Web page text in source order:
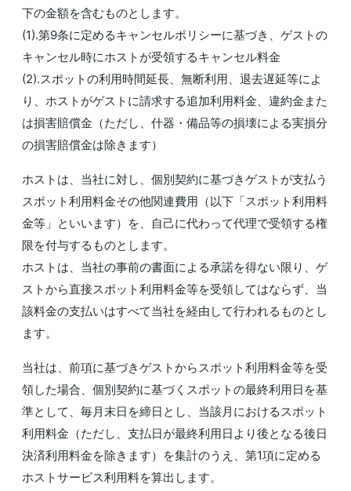
下の金額を含むものとします。
(1).第9条に定めるキャンセルポリシーに基づき、ゲストの
キャンセル時にホストが受領するキャンセル料金
(2).スポットの利用時間延長、無断利用、退去遅延等によ
り、ホストがゲストに請求する追加利用料金、違約金また
は損害賠償金（ただし、什器・備品等の損壊による実損分
の損害賠償金は除きます）
ホストは、当社に対し、個別契約に基づきゲストが支払う
スポット利用料金その他関連費用（以下「スポット利用料
金等」といいます）を、自己に代わって代理で受領する権
限を付与するものとします。
ホストは、当社の事前の書面による承諾を得ない限り、ゲ
ストから直接スポット利用料金等を受領してはならず、当
該料金の支払いはすべて当社を経由して行われるものとし
ます。
当社は、前項に基づきゲストからスポット利用料金等を受
領した場合、個別契約に基づくスポットの最終利用日を基
準として、毎月末日を締日とし、当該月におけるスポット
利用料金（ただし、支払日が最終利用日より後となる後日
決済利用料金を除きます）を集計のうえ、第1項に定める
ホストサービス利用料を算出します。